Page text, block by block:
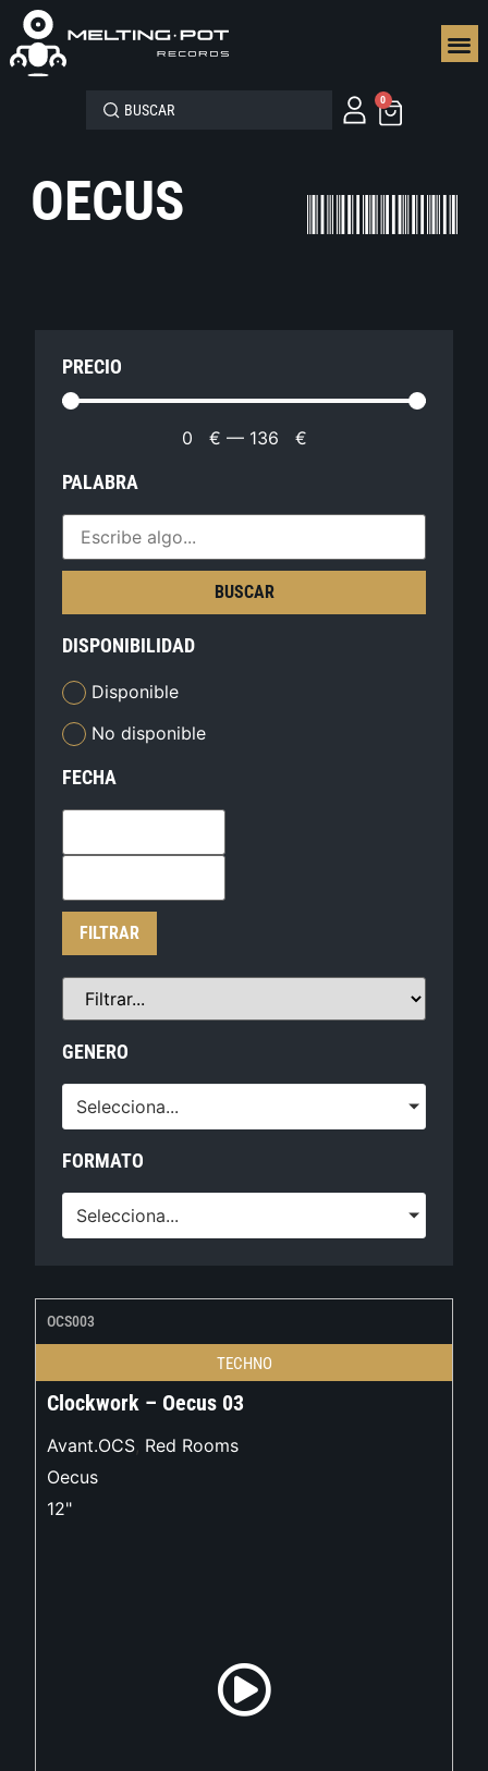
0
OECUS
PRECIO
0 € — 136 €
PALABRA
BUSCAR
DISPONIBILIDAD
Disponible
No disponible
FECHA
FILTRAR
GENERO
Selecciona...
FORMATO
Selecciona...
OCS003
TECHNO
Clockwork – Oecus 03
Avant.OCS, Red Rooms
Oecus
12"